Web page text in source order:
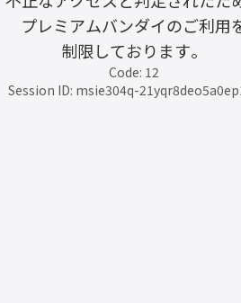
プレミアムバンダイのご利用
制限しております。
Code: 12
Session ID: msie304q-